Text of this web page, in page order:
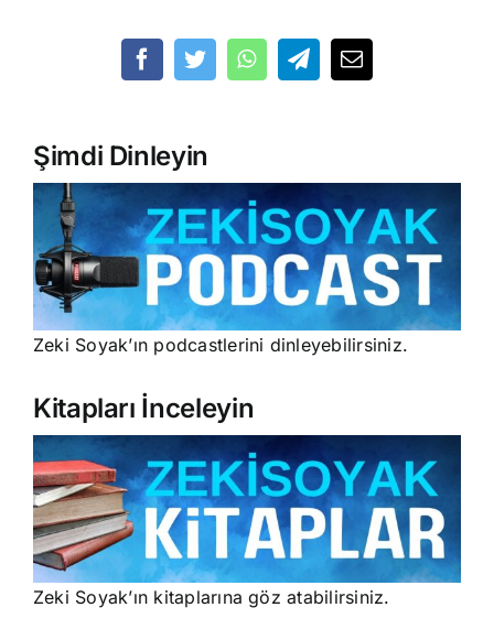
Şimdi Dinleyin
Zeki Soyak’ın podcastlerini dinleyebilirsiniz.
Kitapları İnceleyin
Zeki Soyak’ın kitaplarına göz atabilirsiniz.